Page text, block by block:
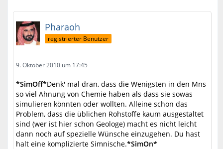
Pharaoh
registrierter Benutzer
9. Oktober 2010 um 17:45
*SimOff*Denk' mal dran, dass die Wenigsten in den Mns
so viel Ahnung von Chemie haben als dass sie sowas
simulieren könnten oder wollten. Alleine schon das
Problem, dass die üblichen Rohstoffe kaum ausgestaltet
sind (wer ist hier schon Geologe) macht es nicht leicht
dann noch auf spezielle Wünsche einzugehen. Du hast
halt eine komplizierte Simnische.*SimOn*